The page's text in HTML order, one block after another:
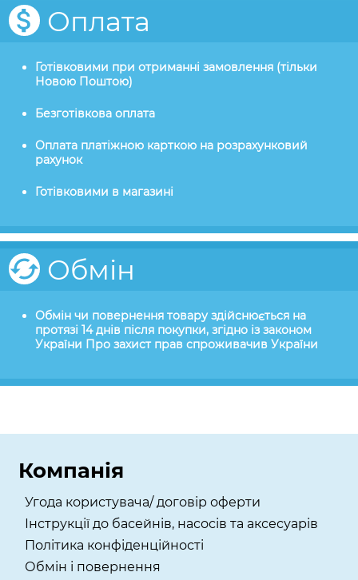
Оплата
Готівковими при отриманні замовлення (тільки
Новою Поштою)
Безготівкова оплата
Оплата платіжною карткою на розрахунковий
рахунок
Готівковими в магазині
Обмін
Обмін чи повернення товару здійснюється на
протязі 14 днів після покупки, згідно із законом
України Про захист прав спроживачив України
Компанія
Угода користувача/ договір оферти
Інструкції до басейнів, насосів та аксесуарів
Політика конфіденційності
Обмін і повернення